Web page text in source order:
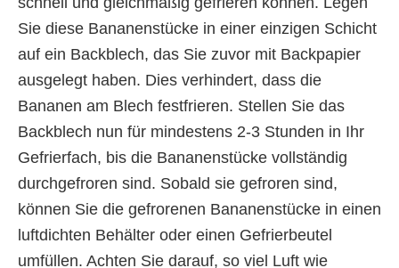
Sie diese Bananenstücke in einer einzigen Schicht
auf ein Backblech, das Sie zuvor mit Backpapier
ausgelegt haben. Dies verhindert, dass die
Bananen am Blech festfrieren. Stellen Sie das
Backblech nun für mindestens 2-3 Stunden in Ihr
Gefrierfach, bis die Bananenstücke vollständig
durchgefroren sind. Sobald sie gefroren sind,
können Sie die gefrorenen Bananenstücke in einen
luftdichten Behälter oder einen Gefrierbeutel
umfüllen. Achten Sie darauf, so viel Luft wie